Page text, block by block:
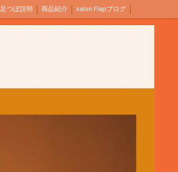
足つぼ説明 商品紹介 salon Flapブログ